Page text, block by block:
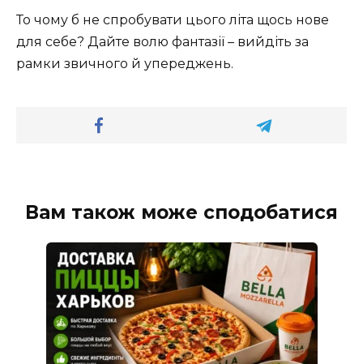
То чому б не спробувати цього літа щось нове
для себе? Дайте волю фантазії – вийдіть за
рамки звичного й упереджень.
Вам також може сподобатися